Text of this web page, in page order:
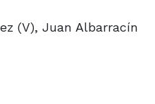
(V), Juan Albarracín